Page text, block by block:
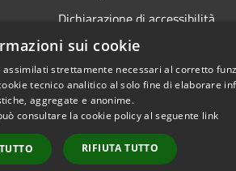
Dichiarazione di accessibilità
Copyright © 2026 • Comune di
sui cookie
strettamente necessari al corretto
tecnico analitico al solo fine di elaborare
aggregate e anonime.
consultare la cookie policy al seguente link
RIFIUTA TUTTO